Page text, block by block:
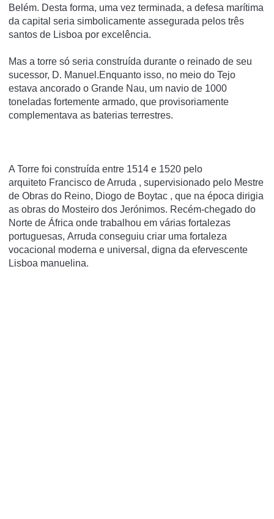
Belém. Desta forma, uma vez terminada, a defesa marítima
da capital seria simbolicamente assegurada pelos três
santos de Lisboa por excelência.
Mas a torre só seria construída durante o reinado de seu
sucessor, D. Manuel.Enquanto isso, no meio do Tejo
estava ancorado o Grande Nau, um navio de 1000
toneladas fortemente armado, que provisoriamente
complementava as baterias terrestres.
A Torre foi construída entre 1514 e 1520 pelo
arquiteto Francisco de Arruda , supervisionado pelo Mestre
de Obras do Reino, Diogo de Boytac , que na época dirigia
as obras do Mosteiro dos Jerónimos. Recém-chegado do
Norte de África onde trabalhou em várias fortalezas
portuguesas, Arruda conseguiu criar uma fortaleza
vocacional moderna e universal, digna da efervescente
Lisboa manuelina.